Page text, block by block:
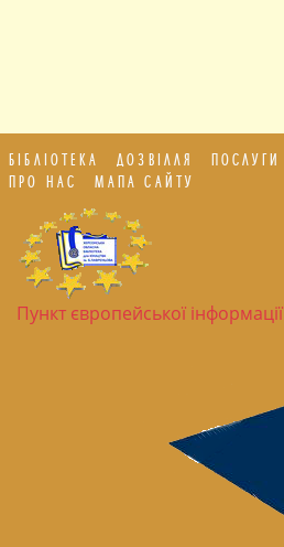
БІБЛІОТЕКА ДОЗВІЛЛЯ ПОСЛУГИ
ПРО НАС
МАПА САЙТУ
Пункт європейської інформації